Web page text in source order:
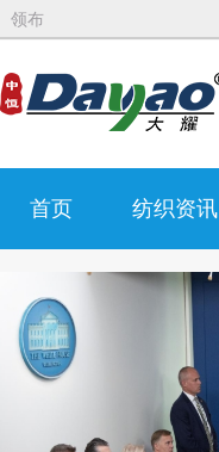
领布
首页 纺织资讯